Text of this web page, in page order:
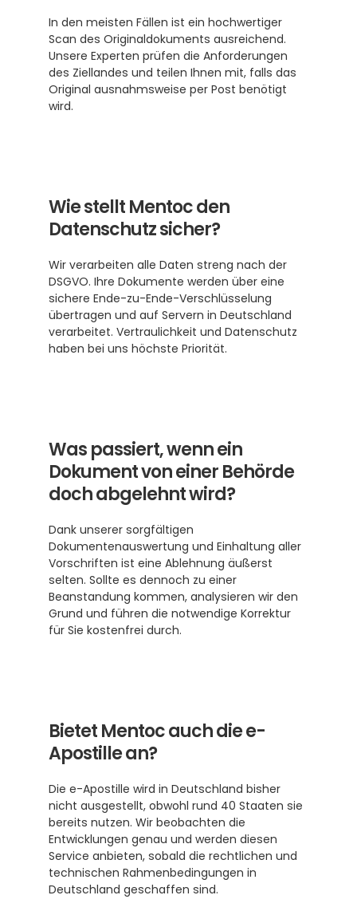
In den meisten Fällen ist ein hochwertiger
Scan des Originaldokuments ausreichend.
Unsere Experten prüfen die Anforderungen
des Ziellandes und teilen Ihnen mit, falls das
Original ausnahmsweise per Post benötigt
wird.
Wie stellt Mentoc den
Datenschutz sicher?
Wir verarbeiten alle Daten streng nach der
DSGVO. Ihre Dokumente werden über eine
sichere Ende-zu-Ende-Verschlüsselung
übertragen und auf Servern in Deutschland
verarbeitet. Vertraulichkeit und Datenschutz
haben bei uns höchste Priorität.
Was passiert, wenn ein
Dokument von einer Behörde
doch abgelehnt wird?
Dank unserer sorgfältigen
Dokumentenauswertung und Einhaltung aller
Vorschriften ist eine Ablehnung äußerst
selten. Sollte es dennoch zu einer
Beanstandung kommen, analysieren wir den
Grund und führen die notwendige Korrektur
für Sie kostenfrei durch.
Bietet Mentoc auch die e-
Apostille an?
Die e-Apostille wird in Deutschland bisher
nicht ausgestellt, obwohl rund 40 Staaten sie
bereits nutzen. Wir beobachten die
Entwicklungen genau und werden diesen
Service anbieten, sobald die rechtlichen und
technischen Rahmenbedingungen in
Deutschland geschaffen sind.